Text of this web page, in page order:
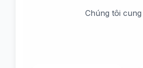
Chúng tôi